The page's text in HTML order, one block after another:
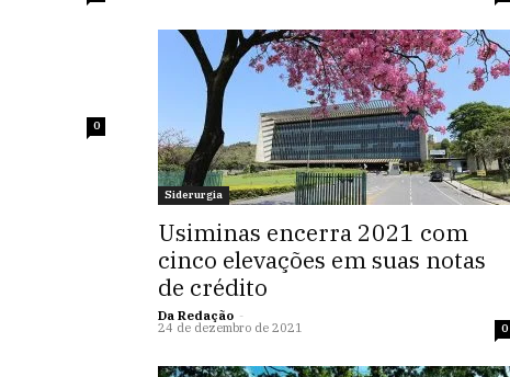
0
Siderurgia
Usiminas encerra 2021 com
cinco elevações em suas notas
de crédito
Da Redação -
24 de dezembro de 2021
0